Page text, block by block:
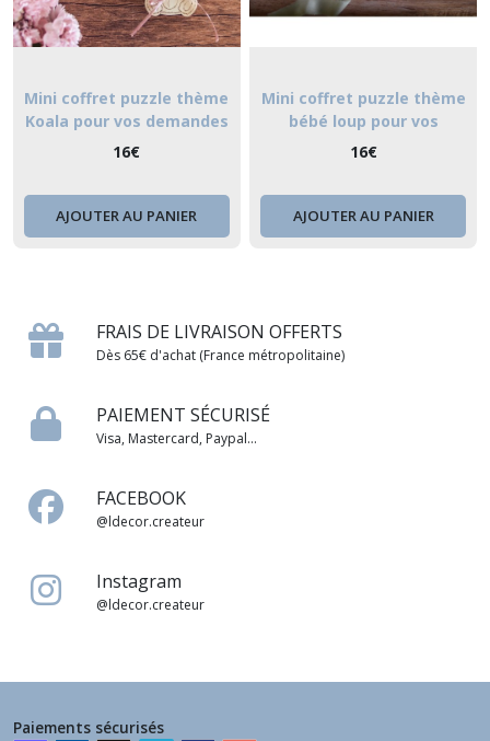
Mini coffret puzzle thème
Koala pour vos demandes
personnalisées ou vos plus
proches
16€
AJOUTER AU PANIER
Mini coffret puzzle thème
bébé loup pour vos
demandes personnalisées
à vos proches
16€
AJOUTER AU PANIER
FRAIS DE LIVRAISON OFFERTS
Dès 65€ d'achat (France métropolitaine)
PAIEMENT SÉCURISÉ
Visa, Mastercard, Paypal...
FACEBOOK
@ldecor.createur
Instagram
@ldecor.createur
Paiements sécurisés